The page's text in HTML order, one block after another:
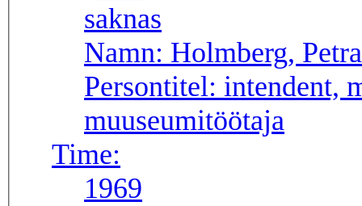
Namn: Holmberg, Petra
Persontitel: intendent,
muuseumitöötaja
Time:
1969